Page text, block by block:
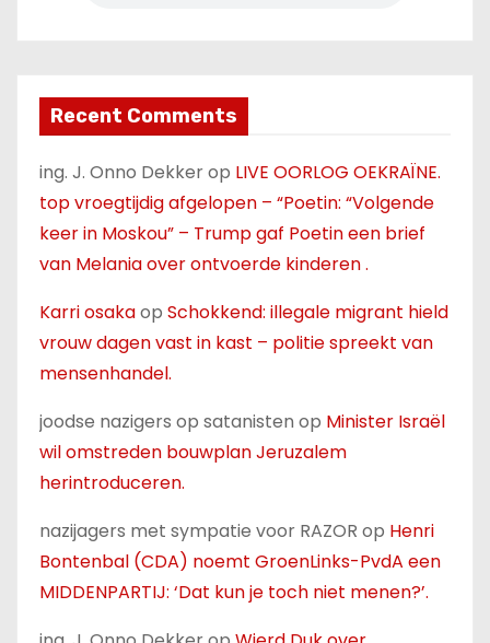
Recent Comments
ing. J. Onno Dekkerop LIVE OORLOG OEKRAÏNE.
top vroegtijdig afgelopen – “Poetin: “Volgende
keer in Moskou” – Trump gaf Poetin een brief
van Melania over ontvoerde kinderen .
Karri osakaop Schokkend: illegale migrant hield
vrouw dagen vast in kast – politie spreekt van
mensenhandel.
joodse nazigers op satanisten op Minister Israël
wil omstreden bouwplan Jeruzalem
herintroduceren.
nazijagers met sympatie voor RAZOR op Henri
Bontenbal (CDA) noemt GroenLinks-PvdA een
MIDDENPARTIJ: ‘Dat kun je toch niet menen?’.